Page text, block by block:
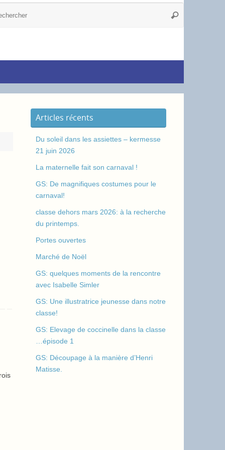
Articles récents
Du soleil dans les assiettes – kermesse
21 juin 2026
La maternelle fait son carnaval !
GS: De magnifiques costumes pour le
carnaval!
classe dehors mars 2026: à la recherche
du printemps.
Portes ouvertes
Marché de Noël
GS: quelques moments de la rencontre
avec Isabelle Simler
GS: Une illustratrice jeunesse dans notre
classe!
GS: Elevage de coccinelle dans la classe
…épisode 1
GS: Découpage à la manière d’Henri
Matisse.